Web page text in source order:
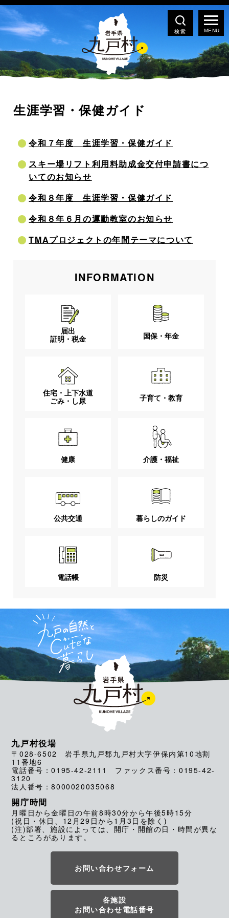
検索
生涯学習・保健ガイド
令和７年度 生涯学習・保健ガイド
スキー場リフト利用料助成金交付申請書につ
いてのお知らせ
令和８年度 生涯学習・保健ガイド
令和８年６月の運動教室のお知らせ
TMAプロジェクトの年間テーマについて
INFORMATION
届出
証明・税金
国保・年金
住宅・上下水道
ごみ・し尿
子育て・教育
健康 介護・福祉
公共交通 暮らしのガイド
電話帳 防災
九戸村役場
〒028-6502 岩手県九戸郡九戸村大字伊保内第10地割
11番地6
電話番号：0195-42-2111 ファックス番号：0195-42-
3120
法人番号：8000020035068
開庁時間
月曜日から金曜日の午前8時30分から午後5時15分
(祝日・休日、12月29日から1月3日を除く)
(注)部署、施設によっては、開庁・開館の日・時間が異な
るところがあります。
お問い合わせフォーム
各施設
お問い合わせ電話番号